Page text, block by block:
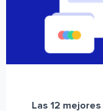
Las 12